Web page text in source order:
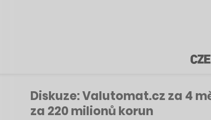
Diskuze: Valutomat.cz za 4
za 220 milionů korun